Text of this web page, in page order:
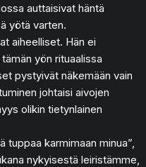
auttaisivat häntä
yötä varten.
aiheelliset. Hän ei
yön rituaalissa
pystyivät näkemään vain
johtaisi aivojen
olikin tietynlainen
tuppaa karmimaan minua”,
nykyisestä leiristämme,